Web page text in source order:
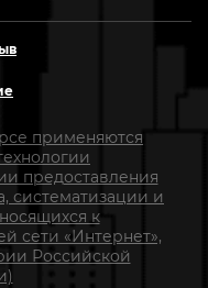
применяются
предоставления
систематизации и
к
сети «Интернет»,
Российской